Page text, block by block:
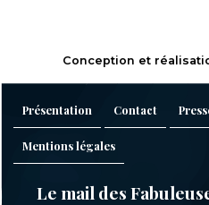
Conception et
Présentation Contact
Mentions légales
Le mail des